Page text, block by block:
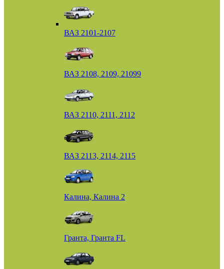
ВАЗ 2101-2107
ВАЗ 2108, 2109, 21099
ВАЗ 2110, 2111, 2112
ВАЗ 2113, 2114, 2115
Калина, Калина 2
Гранта, Гранта FL